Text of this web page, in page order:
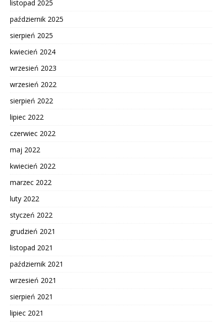
listopad 2025
październik 2025
sierpień 2025
kwiecień 2024
wrzesień 2023
wrzesień 2022
sierpień 2022
lipiec 2022
czerwiec 2022
maj 2022
kwiecień 2022
marzec 2022
luty 2022
styczeń 2022
grudzień 2021
listopad 2021
październik 2021
wrzesień 2021
sierpień 2021
lipiec 2021